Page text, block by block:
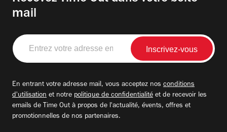
mail
Entrez
votre
adresse
En entrant votre adresse mail, vous acceptez nos conditions
d'utilisation et notre politique de confidentialité et de recevoir les
emails de Time Out à propos de l'actualité, évents, offres et
promotionnelles de nos partenaires.